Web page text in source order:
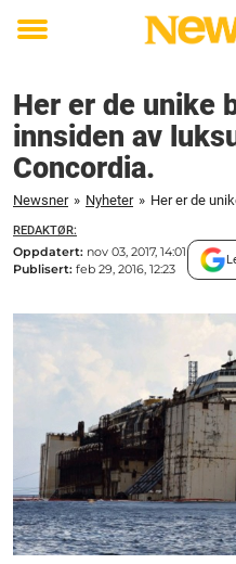
Toggle
Her er de unike
innsiden av
Concordia.
Newsner » Nyheter »
REDAKTØR:
Oppdatert: nov 03, 2017, 14:01
Publisert: feb 29, 2016, 12:23